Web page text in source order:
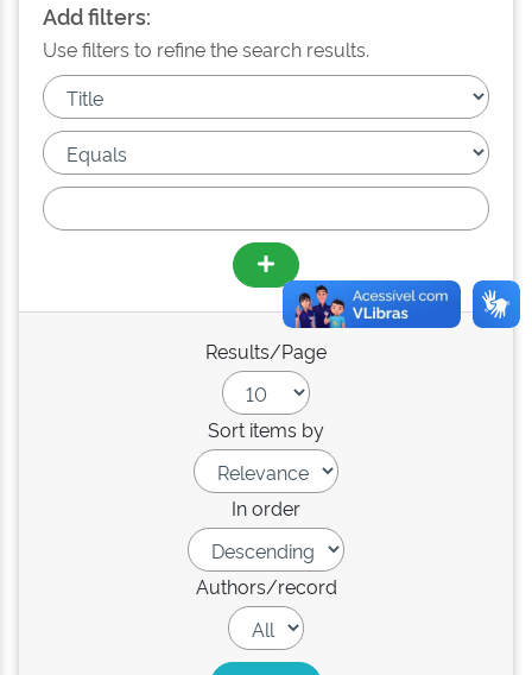
Add filters:
Use filters to refine the search results.
Results/Page
Sort items by
In order
Authors/record